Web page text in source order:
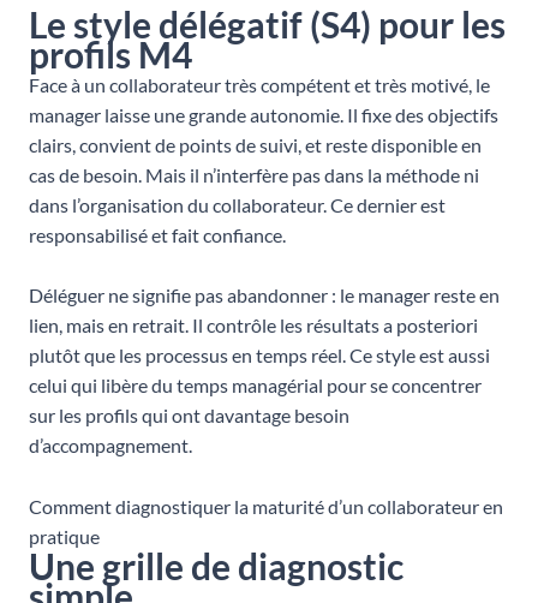
Le style délégatif (S4) pour les
profils M4
Face à un collaborateur très compétent et très motivé, le
manager laisse une grande autonomie. Il fixe des objectifs
clairs, convient de points de suivi, et reste disponible en
cas de besoin. Mais il n’interfère pas dans la méthode ni
dans l’organisation du collaborateur. Ce dernier est
responsabilisé et fait confiance.
Déléguer ne signifie pas abandonner : le manager reste en
lien, mais en retrait. Il contrôle les résultats a posteriori
plutôt que les processus en temps réel. Ce style est aussi
celui qui libère du temps managérial pour se concentrer
sur les profils qui ont davantage besoin
d’accompagnement.
Comment diagnostiquer la maturité d’un collaborateur en
pratique
Une grille de diagnostic